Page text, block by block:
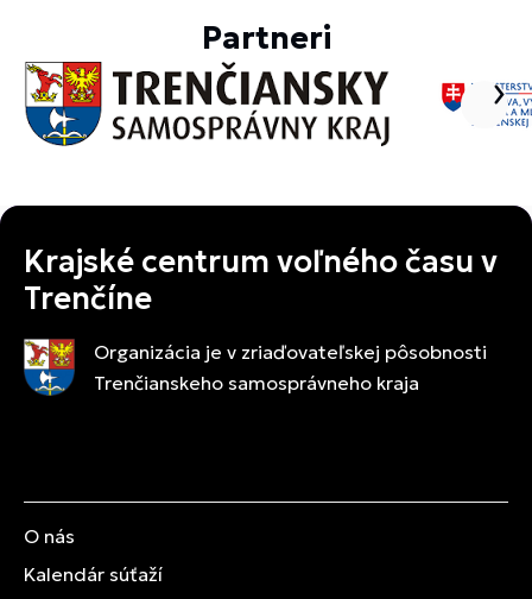
Partneri
Krajské centrum voľného času v
Trenčíne
Organizácia je v zriaďovateľskej pôsobnosti
Trenčianskeho samosprávneho kraja
O nás
Kalendár súťaží